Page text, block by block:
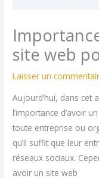
site web
Laisser un
Aujourd’hui, dans cet
l’importance d’avoir
toute entreprise ou
qu’il suffit que leur
réseaux sociaux.
avoir un site web